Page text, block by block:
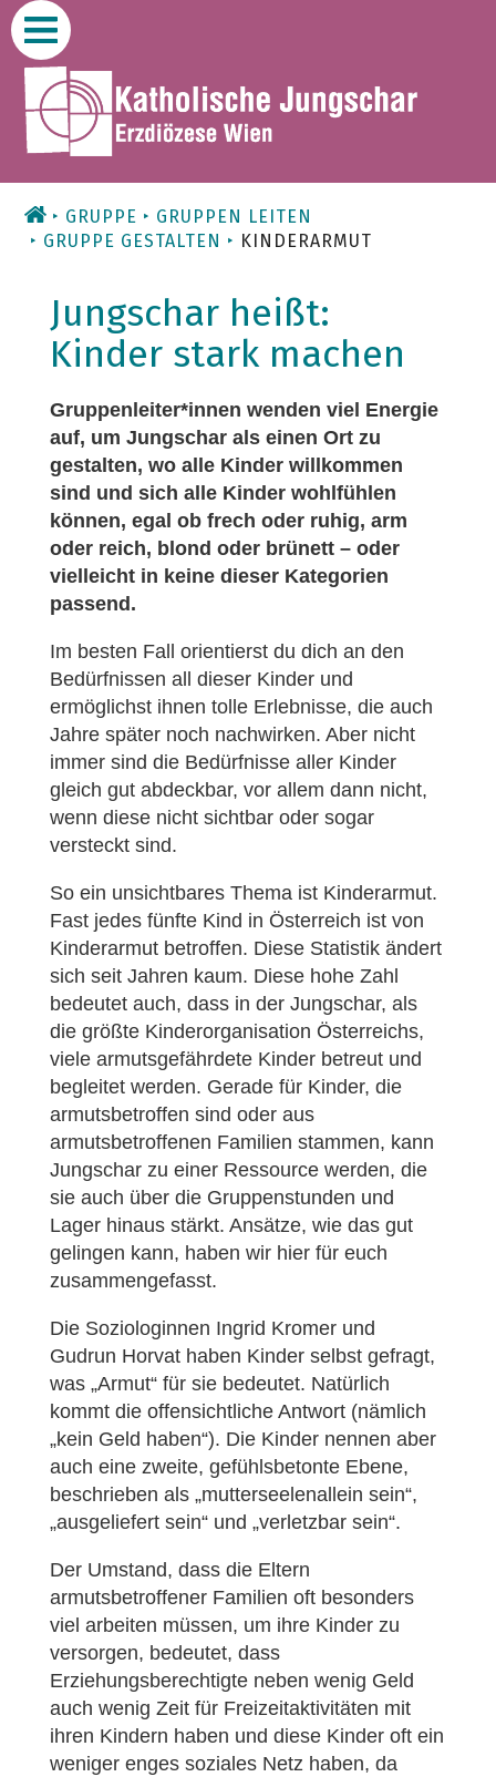
Zum
Inhalt
GRUPPE
GRUPPEN LEITEN
GRUPPE GESTALTEN
KINDERARMUT
Jungschar heißt:
Kinder stark machen
Gruppenleiter*innen wenden viel Energie
auf, um Jungschar als einen Ort zu
gestalten, wo alle Kinder willkommen
sind und sich alle Kinder wohlfühlen
können, egal ob frech oder ruhig, arm
oder reich, blond oder brünett – oder
vielleicht in keine dieser Kategorien
passend.
Im besten Fall orientierst du dich an den
Bedürfnissen all dieser Kinder und
ermöglichst ihnen tolle Erlebnisse, die auch
Jahre später noch nachwirken. Aber nicht
immer sind die Bedürfnisse aller Kinder
gleich gut abdeckbar, vor allem dann nicht,
wenn diese nicht sichtbar oder sogar
versteckt sind.
So ein unsichtbares Thema ist Kinderarmut.
Fast jedes fünfte Kind in Österreich ist von
Kinderarmut betroffen. Diese Statistik ändert
sich seit Jahren kaum. Diese hohe Zahl
bedeutet auch, dass in der Jungschar, als
die größte Kinderorganisation Österreichs,
viele armutsgefährdete Kinder betreut und
begleitet werden. Gerade für Kinder, die
armutsbetroffen sind oder aus
armutsbetroffenen Familien stammen, kann
Jungschar zu einer Ressource werden, die
sie auch über die Gruppenstunden und
Lager hinaus stärkt. Ansätze, wie das gut
gelingen kann, haben wir hier für euch
zusammengefasst.
Die Soziologinnen Ingrid Kromer und
Gudrun Horvat haben Kinder selbst gefragt,
was „Armut“ für sie bedeutet. Natürlich
kommt die offensichtliche Antwort (nämlich
„kein Geld haben“). Die Kinder nennen aber
auch eine zweite, gefühlsbetonte Ebene,
beschrieben als „mutterseelenallein sein“,
„ausgeliefert sein“ und „verletzbar sein“.
Der Umstand, dass die Eltern
armutsbetroffener Familien oft besonders
viel arbeiten müssen, um ihre Kinder zu
versorgen, bedeutet, dass
Erziehungsberechtigte neben wenig Geld
auch wenig Zeit für Freizeitaktivitäten mit
ihren Kindern haben und diese Kinder oft ein
weniger enges soziales Netz haben, da